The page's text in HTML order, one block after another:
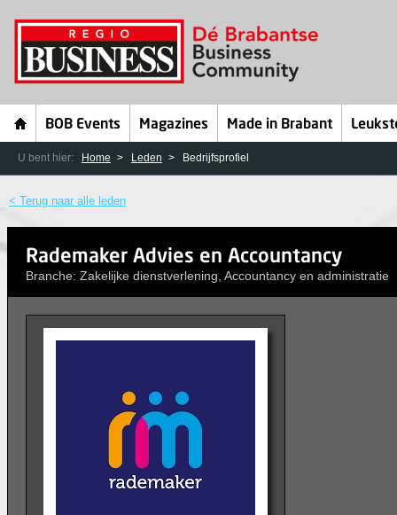
BOB Events Magazines Made in Brabant
U bent hier: Home Leden Bedrijfsprofiel
< Terug naar alle leden
Rademaker Advies en Accountancy
Branche: Zakelijke dienstverlening, Accountancy en administratie